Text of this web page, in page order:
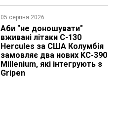
05 серпня 2026
Аби "не доношувати"
вживані літаки C-130
Hercules за США Колумбія
замовляє два нових KC-390
Millenium, які інтегрують з
Gripen